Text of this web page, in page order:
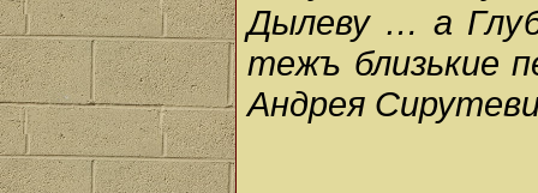
Дылеву … а
тежъ близькие
Андрея